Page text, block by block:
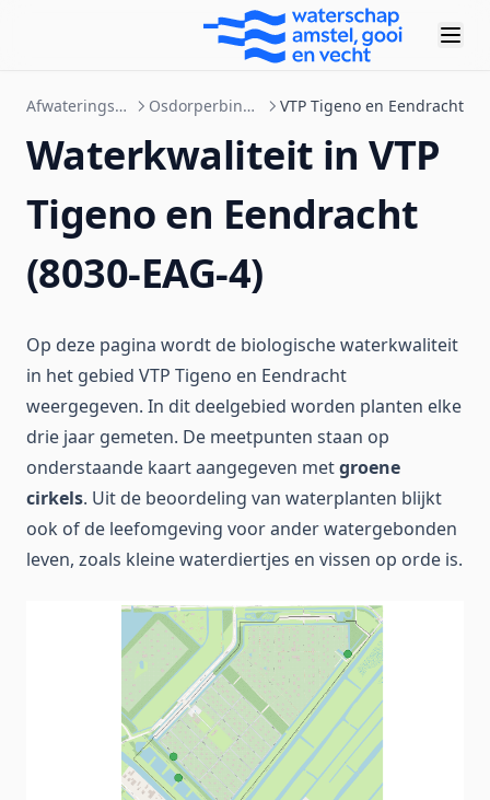
Afwateringsgebieden Osdorperbinnenpolder VTP Tigeno en Eendracht
Waterkwaliteit in VTP
Tigeno en Eendracht
(8030-EAG-4)
Op deze pagina wordt de biologische waterkwaliteit
in het gebied VTP Tigeno en Eendracht
weergegeven. In dit deelgebied worden planten elke
drie jaar gemeten. De meetpunten staan op
onderstaande kaart aangegeven metgroene
cirkels. Uit de beoordeling van waterplanten blijkt
ook of de leefomgeving voor ander watergebonden
leven, zoals kleine waterdiertjes en vissen op orde is.